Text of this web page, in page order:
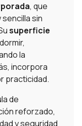
, que
sin
superficie
la
incorpora
practicidad.
de
reforzado,
y seguridad